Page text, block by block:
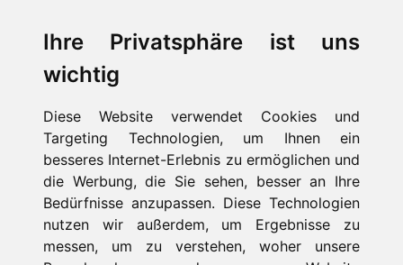
Ihre Privatsphäre ist uns
wichtig
Diese Website verwendet Cookies und
Targeting Technologien, um Ihnen ein
besseres Internet-Erlebnis zu ermöglichen und
die Werbung, die Sie sehen, besser an Ihre
Bedürfnisse anzupassen. Diese Technologien
nutzen wir außerdem, um Ergebnisse zu
messen, um zu verstehen, woher unsere
HOME
PRODUKTE
FIRMA